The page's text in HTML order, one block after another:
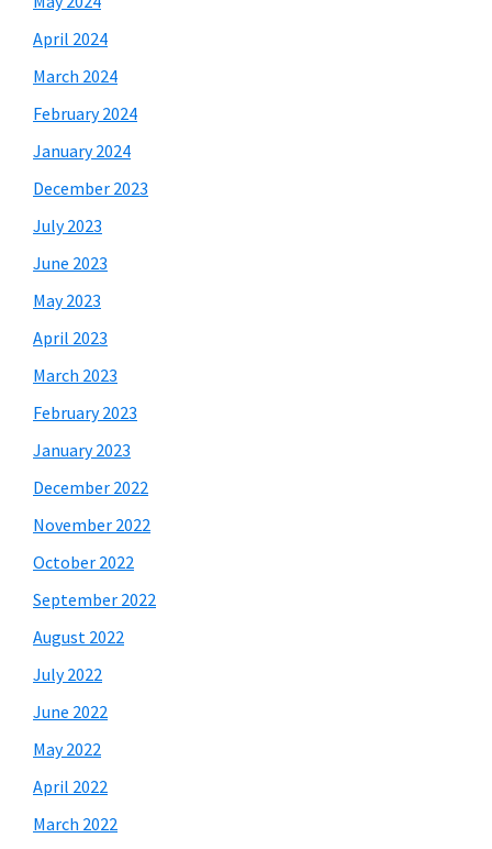
April 2024
March 2024
February 2024
January 2024
December 2023
July 2023
June 2023
May 2023
April 2023
March 2023
February 2023
January 2023
December 2022
November 2022
October 2022
September 2022
August 2022
July 2022
June 2022
May 2022
April 2022
March 2022